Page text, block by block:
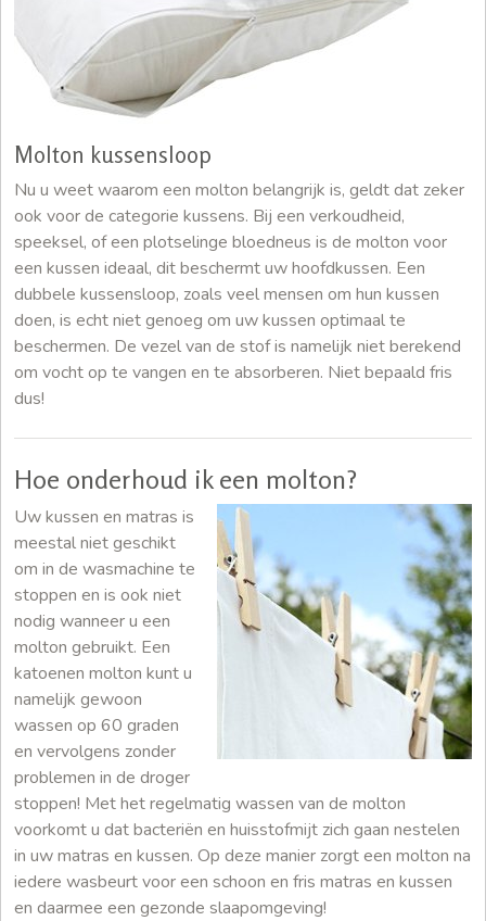
Molton kussensloop
Nu u weet waarom een molton belangrijk is, geldt dat zeker
ook voor de categorie kussens. Bij een verkoudheid,
speeksel, of een plotselinge bloedneus is de molton voor
een kussen ideaal, dit beschermt uw hoofdkussen. Een
dubbele kussensloop, zoals veel mensen om hun kussen
doen, is echt niet genoeg om uw kussen optimaal te
beschermen. De vezel van de stof is namelijk niet berekend
om vocht op te vangen en te absorberen. Niet bepaald fris
dus!
Hoe onderhoud ik een molton?
Uw kussen en matras is
meestal niet geschikt
om in de wasmachine te
stoppen en is ook niet
nodig wanneer u een
molton gebruikt. Een
katoenen molton kunt u
namelijk gewoon
wassen op 60 graden
en vervolgens zonder
problemen in de droger
stoppen! Met het regelmatig wassen van de molton
voorkomt u dat bacteriën en huisstofmijt zich gaan nestelen
in uw matras en kussen. Op deze manier zorgt een molton na
iedere wasbeurt voor een schoon en fris matras en kussen
en daarmee een gezonde slaapomgeving!